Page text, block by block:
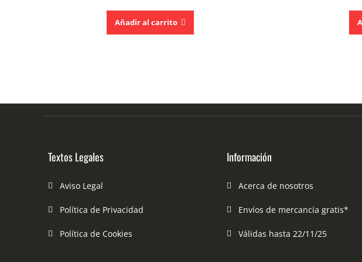
Añadir al carrito
Textos Legales
Aviso Legal
Política de Privacidad
Política de Cookies
Información
Acerca de nosotros
Envíos de mercancía gratis*
Válidas hasta 22/11/25